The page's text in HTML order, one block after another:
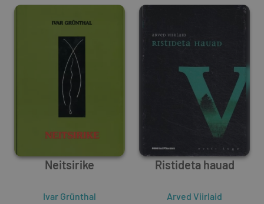
Neitsirike
Ivar Grünthal
Ristideta hauad
Arved Viirlaid